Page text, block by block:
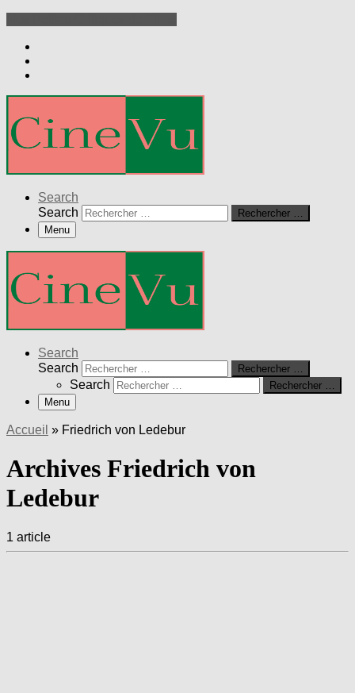
Search
Search
Rechercher …
Menu
Search
Search
Rechercher …
Search
Rechercher …
Menu
Accueil » Friedrich von Ledebur
Archives Friedrich von
Ledebur
1 article